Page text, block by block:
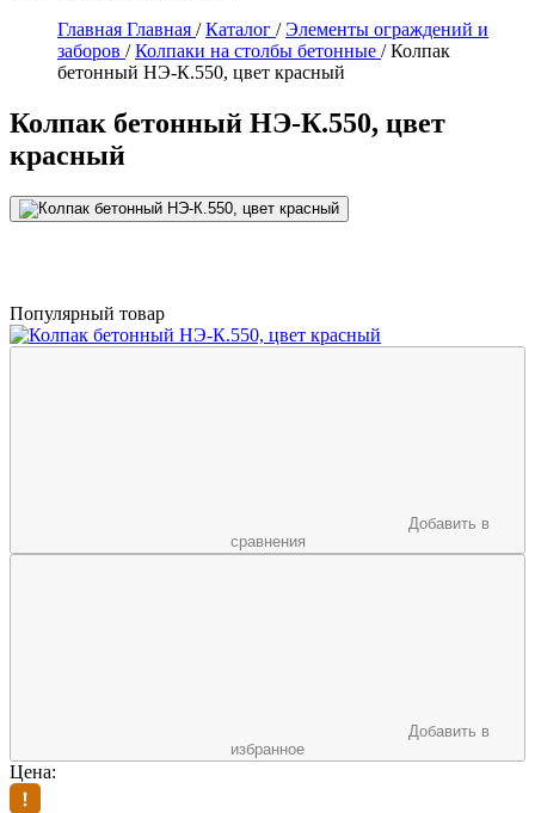
Главная Главная / Каталог / Элементы ограждений и
заборов / Колпаки на столбы бетонные / Колпак
бетонный НЭ-К.550, цвет красный
Колпак бетонный НЭ-К.550, цвет
красный
Популярный товар
Добавить в
сравнения
Добавить в
избранное
Цена: